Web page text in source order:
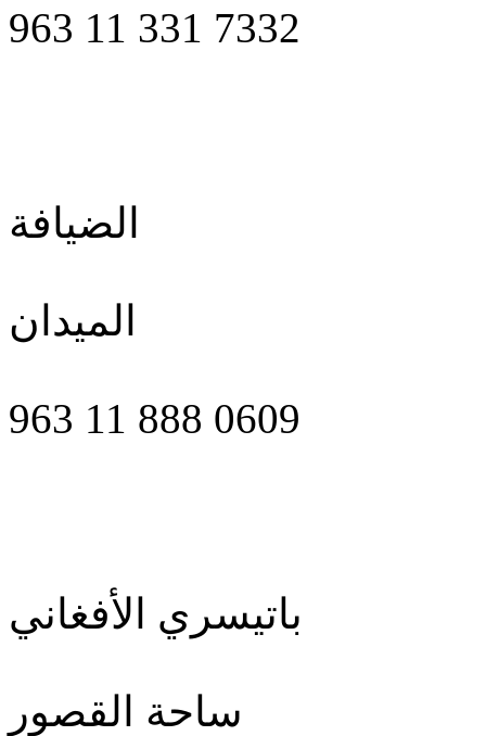
963 11 331 7332
الضيافة
الميدان
963 11 888 0609
باتيسري الأفغاني
ساحة القصور